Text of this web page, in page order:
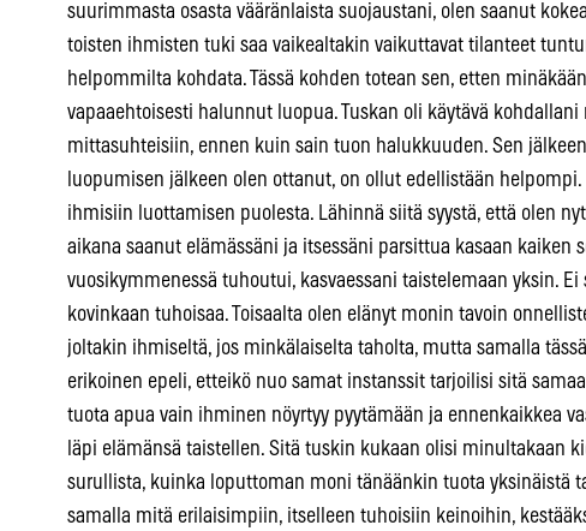
suurimmasta osasta vääränlaista suojaustani, olen saanut
toisten ihmisten tuki saa vaikealtakin vaikuttavat tilanteet
helpommilta kohdata. Tässä kohden totean sen, etten
vapaaehtoisesti halunnut luopua. Tuskan oli käytävä
mittasuhteisiin, ennen kuin sain tuon halukkuuden. Sen
luopumisen jälkeen olen ottanut, on ollut edellistään
ihmisiin luottamisen puolesta. Lähinnä siitä syystä, että olen
aikana saanut elämässäni ja itsessäni parsittua kasaan kaiken
vuosikymmenessä tuhoutui, kasvaessani taistelemaan yksin.
kovinkaan tuhoisaa. Toisaalta olen elänyt monin tavoin
joltakin ihmiseltä, jos minkälaiselta taholta, mutta samalla
erikoinen epeli, etteikö nuo samat instanssit tarjoilisi sitä
tuota apua vain ihminen nöyrtyy pyytämään ja ennenkaikkea
läpi elämänsä taistellen. Sitä tuskin kukaan olisi minultakaan
surullista, kuinka loputtoman moni tänäänkin tuota yksinäistä
samalla mitä erilaisimpiin, itselleen tuhoisiin keinoihin,